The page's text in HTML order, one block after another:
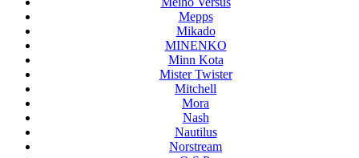
Mepps
Mikado
MINENKO
Minn Kota
Mister Twister
Mitchell
Mora
Nash
Nautilus
Norstream